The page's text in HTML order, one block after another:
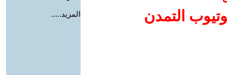
التمدن
المزيد.....